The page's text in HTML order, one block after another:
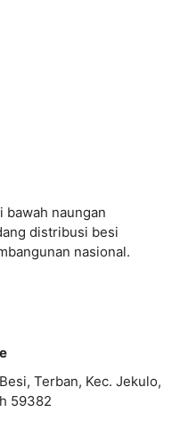
bawah naungan
distribusi besi
nasional.
Terban, Kec. Jekulo,
59382